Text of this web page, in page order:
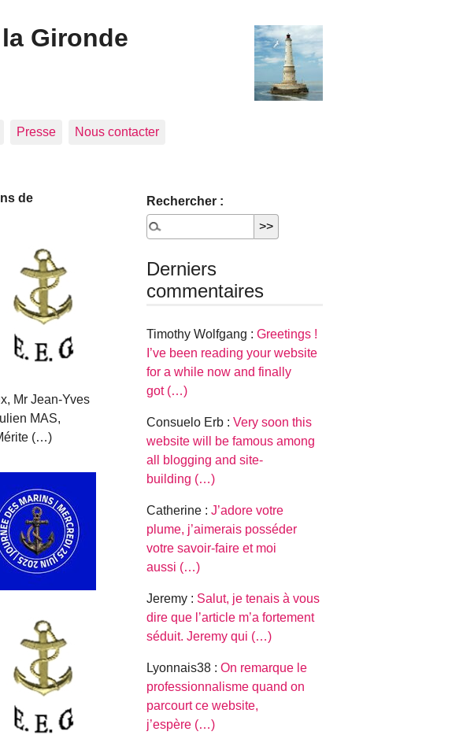
Gironde
Presse Nous contacter
de
Mr Jean-Yves
MAS,
(…)
Rechercher :
Derniers
commentaires
Timothy Wolfgang :Greetings !
I’ve been reading your website
for a while now and finally
got (…)
Consuelo Erb :Very soon this
website will be famous among
all blogging and site-
building (…)
Catherine :J’adore votre
plume, j’aimerais posséder
votre savoir-faire et moi
aussi (…)
Jeremy : Salut, je tenais à vous
dire que l’article m’a fortement
séduit. Jeremy qui (…)
Lyonnais38 :On remarque le
professionnalisme quand on
parcourt ce website,
j’espère (…)